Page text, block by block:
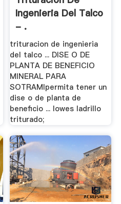
Ingenieria Del Talco
- .
trituracion de ingenieria
del talco ... DISE O DE
PLANTA DE BENEFICIO
MINERAL PARA
SOTRAMIpermita tener un
dise o de planta de
beneficio ... lowes ladrillo
triturado;